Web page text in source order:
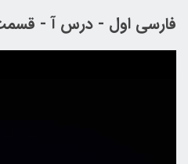
فارسی اول - درس آ -